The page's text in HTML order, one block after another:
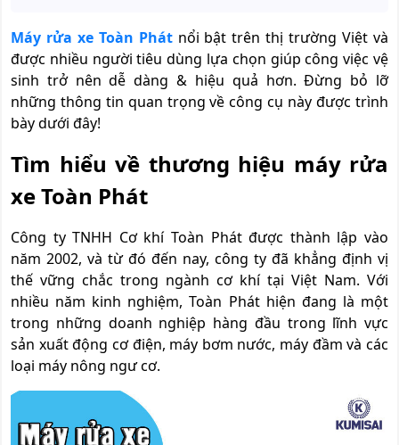
Máy rửa xe Toàn Phátnổi bật trên thị trường Việt và
được nhiều người tiêu dùng lựa chọn giúp công việc vệ
sinh trở nên dễ dàng & hiệu quả hơn. Đừng bỏ lỡ
những thông tin quan trọng về công cụ này được trình
bày dưới đây!
Tìm hiểu về thương hiệu máy rửa
xe Toàn Phát
Công ty TNHH Cơ khí Toàn Phát được thành lập vào
năm 2002, và từ đó đến nay, công ty đã khẳng định vị
thế vững chắc trong ngành cơ khí tại Việt Nam. Với
nhiều năm kinh nghiệm, Toàn Phát hiện đang là một
trong những doanh nghiệp hàng đầu trong lĩnh vực
sản xuất động cơ điện, máy bơm nước, máy đầm và các
loại máy nông ngư cơ.